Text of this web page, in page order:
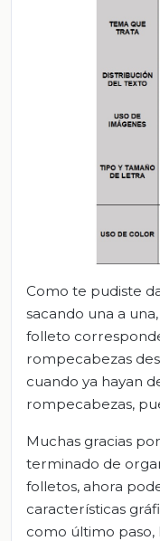
Como te pudiste
sacando una a
folleto
rompecabezas
cuando ya hayan
rompecabezas,
Muchas gracias
terminado de
folletos, ahora
características
como último paso,